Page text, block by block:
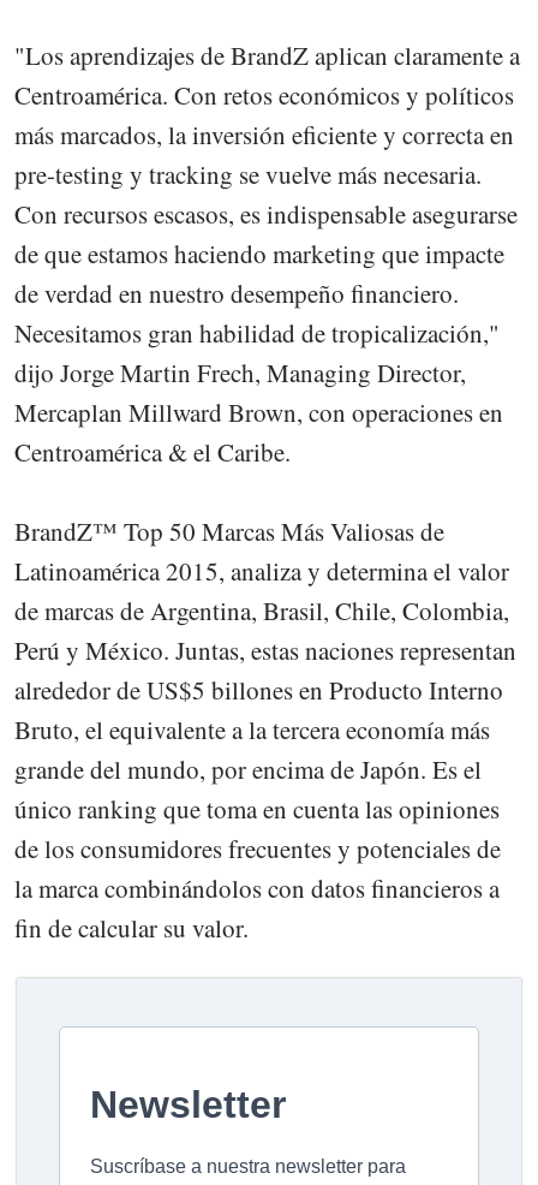
"Los aprendizajes de BrandZ aplican claramente a
Centroamérica. Con retos económicos y políticos
más marcados, la inversión eficiente y correcta en
pre-testing y tracking se vuelve más necesaria.
Con recursos escasos, es indispensable asegurarse
de que estamos haciendo marketing que impacte
de verdad en nuestro desempeño financiero.
Necesitamos gran habilidad de tropicalización,"
dijo Jorge Martin Frech, Managing Director,
Mercaplan Millward Brown, con operaciones en
Centroamérica & el Caribe.
BrandZ™ Top 50 Marcas Más Valiosas de
Latinoamérica 2015, analiza y determina el valor
de marcas de Argentina, Brasil, Chile, Colombia,
Perú y México. Juntas, estas naciones representan
alrededor de US$5 billones en Producto Interno
Bruto, el equivalente a la tercera economía más
grande del mundo, por encima de Japón. Es el
único ranking que toma en cuenta las opiniones
de los consumidores frecuentes y potenciales de
la marca combinándolos con datos financieros a
fin de calcular su valor.